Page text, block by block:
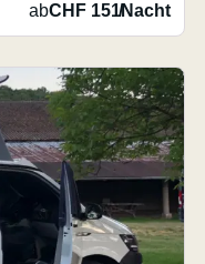
abCHF 151/Nacht